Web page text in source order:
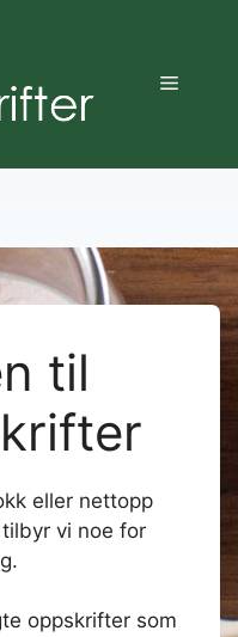
Meny
til
eller nettopp
vi noe for
oppskrifter som